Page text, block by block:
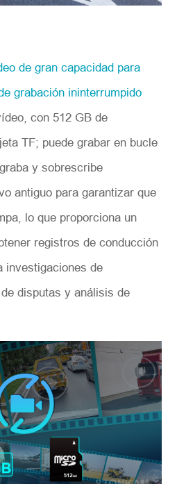
de gran capacidad para
grabación ininterrumpido
con 512 GB de
TF; puede grabar en bucle
y sobrescribe
antiguo para garantizar que
lo que proporciona un
registros de conducción
investigaciones de
disputas y análisis de